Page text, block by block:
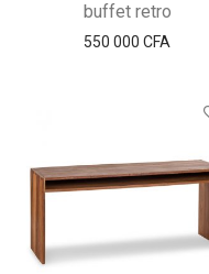
buffet retro
550 000 CFA